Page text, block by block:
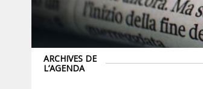
ARCHIVES DE
L’AGENDA